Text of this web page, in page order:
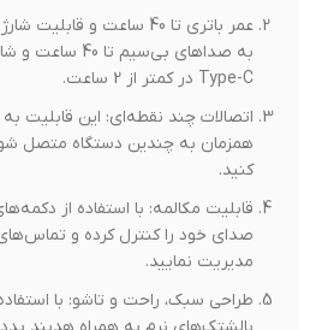
عمر باتری تا 40 ساعت و قابلیت
Type-C در کمتر از 2 ساعت.
اتصالات چند نقطه‌ای: این قابلیت به
همزمان به چندین دستگاه متصل شوید
کنید.
قابلیت مکالمه: با استفاده از دکمه‌های
صدای خود را کنترل کرده و تماس‌های
مدیریت نمایید.
طراحی سبک، راحت و تاشو: با استفاده